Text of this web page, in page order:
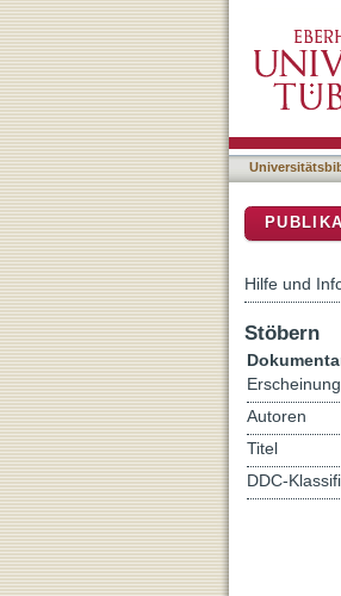
Hilfe und
Stöbern
Autoren
Titel
DDC-